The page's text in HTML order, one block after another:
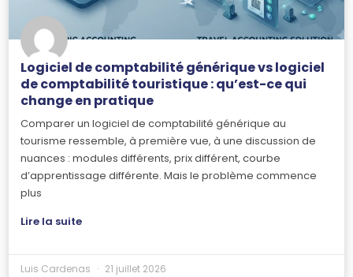
Logiciel de comptabilité générique vs logiciel
de comptabilité touristique : qu’est-ce qui
change en pratique
Comparer un logiciel de comptabilité générique au
tourisme ressemble, à première vue, à une discussion de
nuances : modules différents, prix différent, courbe
d’apprentissage différente. Mais le problème commence
plus
Lire la suite
Luis Cardenas 21 juillet 2026